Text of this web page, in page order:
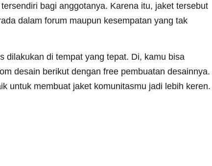
bagi anggotanya. Karena itu, jaket tersebut
dalam forum maupun kesempatan yang tak
dilakukan di tempat yang tepat. Di, kamu bisa
desain berikut dengan free pembuatan desainnya.
untuk membuat jaket komunitasmu jadi lebih keren.